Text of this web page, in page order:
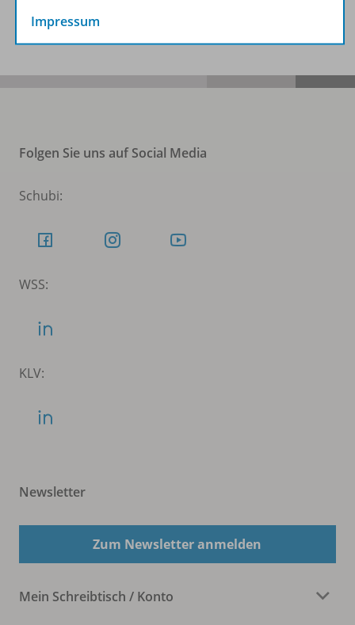
Benachrichtigungs-Service
Folgen Sie uns auf Social Media
Schubi:
WSS:
KLV:
Newsletter
Zum Newsletter anmelden
Mein Schreibtisch / Konto
Impressum